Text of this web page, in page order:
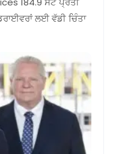
ਲਈ ਵੱਡੀ ਚਿੰਤਾ